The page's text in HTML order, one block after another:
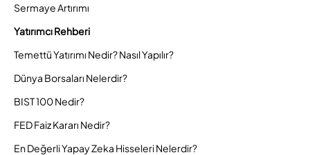
Sermaye Artırımı
Yatırımcı Rehberi
Temettü Yatırımı Nedir? Nasıl Yapılır?
Dünya Borsaları Nelerdir?
BIST 100 Nedir?
FED Faiz Kararı Nedir?
En Değerli Yapay Zeka Hisseleri Nelerdir?